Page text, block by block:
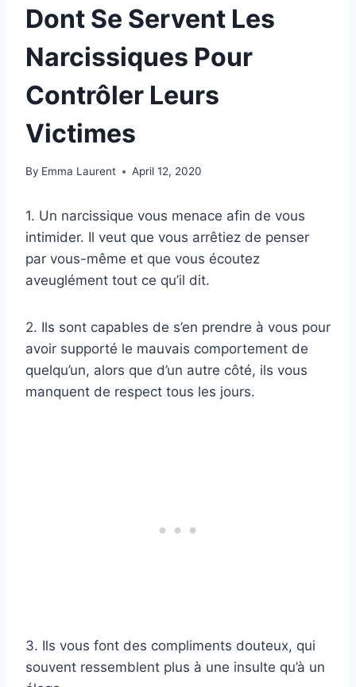
Dont Se Servent Les
Narcissiques Pour
Contrôler Leurs
Victimes
By Emma Laurent April 12, 2020
1. Un narcissique vous menace afin de vous
intimider. Il veut que vous arrêtiez de penser
par vous-même et que vous écoutez
aveuglément tout ce qu’il dit.
2. Ils sont capables de s’en prendre à vous pour
avoir supporté le mauvais comportement de
quelqu’un, alors que d’un autre côté, ils vous
manquent de respect tous les jours.
3. Ils vous font des compliments douteux, qui
souvent ressemblent plus à une insulte qu’à un